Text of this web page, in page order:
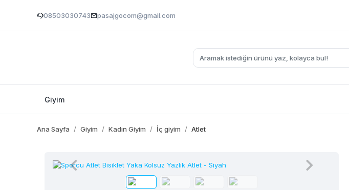
08503030743 pasajgocom@gmail.com
Giyim
Ana Sayfa Giyim Kadın Giyim İç giyim Atlet